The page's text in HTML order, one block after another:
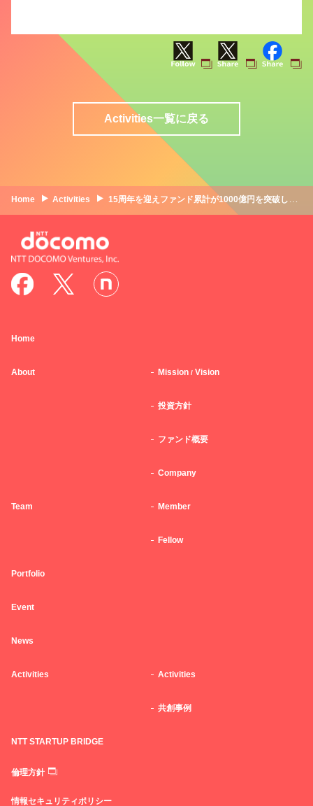
Activities一覧に戻る
Home Activities 15周年を迎えファンド累計が1000億円を突破した国内最大級のCVC、その新代表が語る“次なる挑戦”とは
Home
About Mission / Vision
投資方針
ファンド概要
Company
Team Member
Fellow
Portfolio
Event
News
Activities Activities
共創事例
NTT STARTUP BRIDGE
倫理方針
情報セキュリティポリシー